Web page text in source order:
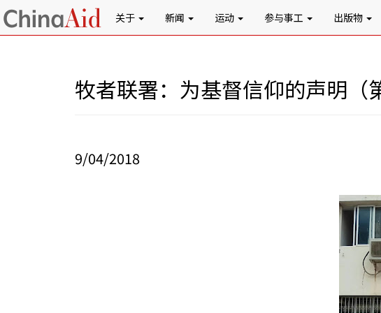
关于 新闻 运动 参与事工 出版物
牧者联署：为基督信仰的声明（
9/04/2018